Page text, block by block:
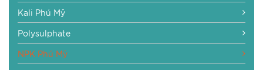
Kali Phú Mỹ
Polysulphate
NPK Phú Mỹ